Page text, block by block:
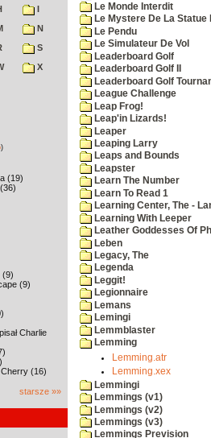
I
N
S
X
)
(19)
(9)
(9)
Charlie
Cherry (16)
starsze »»
Le Monde Interdit
Le Mystere De La Statue
Le Pendu
Le Simulateur De Vol
Leaderboard Golf
Leaderboard Golf II
Leaderboard Golf
League Challenge
Leap Frog!
Leap'in Lizards!
Leaper
Leaping Larry
Leaps and Bounds
Leapster
Learn The Number
Learn To Read 1
Learning Center, The -
Learning With Leeper
Leather Goddesses Of
Leben
Legacy, The
Legenda
Leggit!
Legionnaire
Lemans
Lemingi
Lemmblaster
Lemming
Lemming.atr
Lemming.xex
Lemmingi
Lemmings (v1)
Lemmings (v2)
Lemmings (v3)
Lemmings Prevision